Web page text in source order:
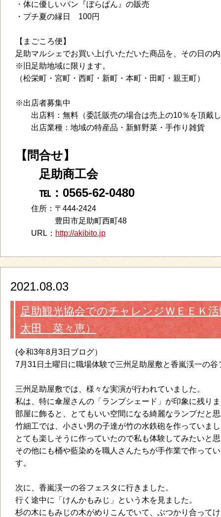
・体に優しいパン『ぼらぱん』の販売
・プチ夏の縁日 100円
【まごころ便】
足助マルシェでお買い上げいただいた商品を、その日の
※旧足助地域に限ります。
（松栄町・宮町・西町・新町・本町・田町・親王町）
※出店者募集中
出店料：無料（委託販売の場合は売上の10％を頂戴
出店業種：地域の特産品・新鮮野菜・手作り雑貨
【問合せ】
足助商工会
℡：0565-62-0480
住所：〒444-2424
豊田市足助町西町48
URL： http://akibito.jp
2021.08.03
足助観光協会でのチャレンジＷＥＥＫ
太田 菜々恵）
(令和3年8月3日ブログ）
7月31日土曜日に職場体験で三州足助屋敷と香嵐渓一の
三州足助屋敷では、様々な実演が行われていました。
私は、特に傘屋さんの「ランプシェード」が印象に残り
部屋に飾ると、とてもいい空間になる綺麗なランプだと
竹細工では、小さい男の子達が竹の水鉄砲を作っていま
とても楽しそうに作っていたので私も体験してみたいと
その他にも桶や藍染めを職人さんたちが手作業で作って
す。
次に、香嵐渓一の谷フェスタに行きました。
行く途中に「けんかもみじ」という木を見ました。
杉の木にもみじの木がめりこんでいて、ぶつかり合って